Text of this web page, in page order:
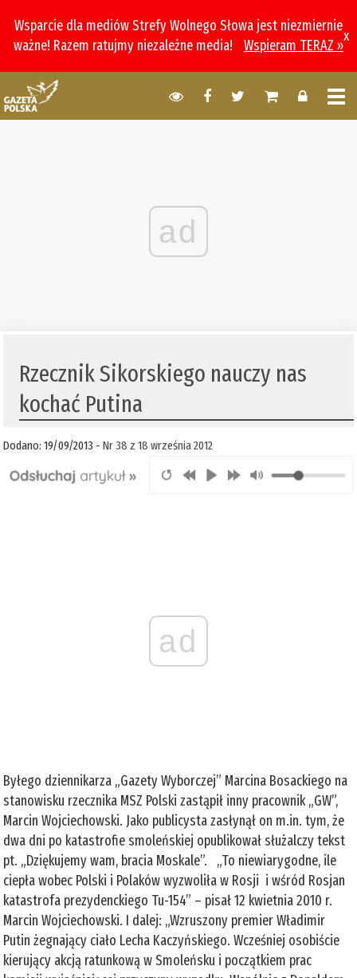
Wsparcie dla mediów Strefy Wolnego Słowa jest niezmiernie
ważne! Razem ratujmy niezależne media!
Wspieram TERAZ »
x
ad
Rzecznik Sikorskiego nauczy nas
kochać Putina
Dodano: 19/09/2013 -Nr 38 z 18 września 2012
ad
Byłego dziennikarza „Gazety Wyborczej” Marcina Bosackiego na
stanowisku rzecznika MSZ Polski zastąpił inny pracownik „GW”,
Marcin Wojciechowski. Jako publicysta zasłynął on m.in. tym, że
dwa dni po katastrofie smoleńskiej opublikował służalczy tekst
pt. „Dziękujemy wam, bracia Moskale”. „To niewiarygodne, ile
ciepła wobec Polski i Polaków wyzwoliła w Rosji i wśród Rosjan
katastrofa prezydenckiego Tu-154” – pisał 12 kwietnia 2010 r.
Marcin Wojciechowski. I dalej: „Wzruszony premier Władimir
Putin żegnający ciało Lecha Kaczyńskiego. Wcześniej osobiście
kierujący akcją ratunkową w Smoleńsku i początkiem prac